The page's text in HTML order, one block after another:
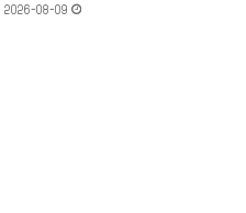
2026-08-09